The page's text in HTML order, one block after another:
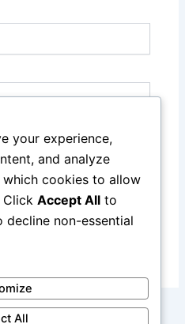
website in this browser
your experience,
and analyze
cookies to allow
Click Accept All to
decline non-essential
All